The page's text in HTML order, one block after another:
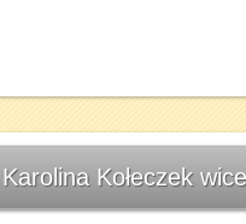
Karolina Kołeczek